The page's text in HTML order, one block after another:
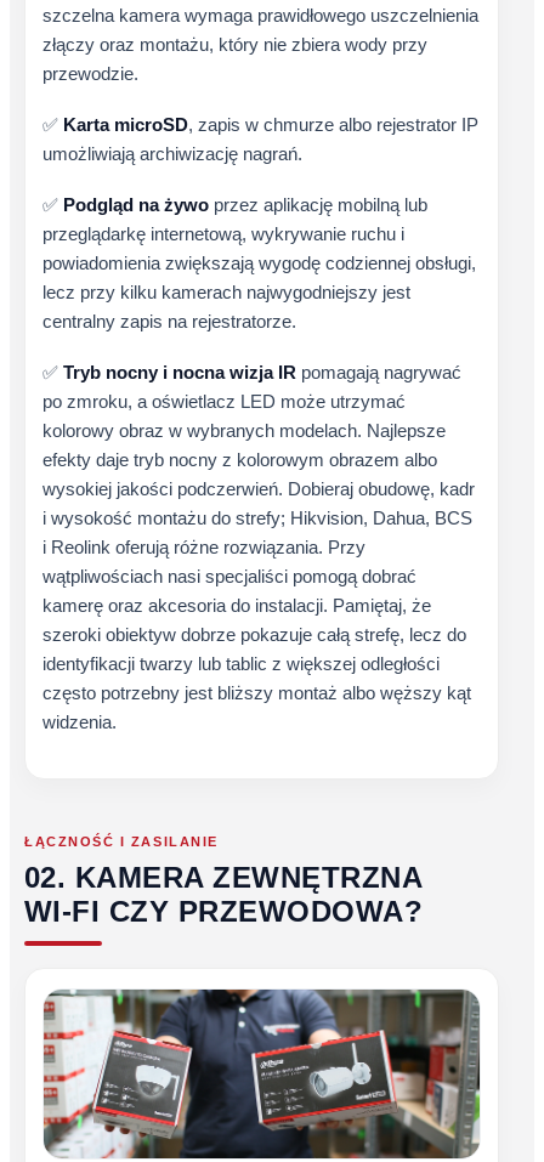
szczelna kamera wymaga prawidłowego uszczelnienia
złączy oraz montażu, który nie zbiera wody przy
przewodzie.
✅ Karta microSD, zapis w chmurze albo rejestrator IP
umożliwiają archiwizację nagrań.
✅ Podgląd na żywo przez aplikację mobilną lub
przeglądarkę internetową, wykrywanie ruchu i
powiadomienia zwiększają wygodę codziennej obsługi,
lecz przy kilku kamerach najwygodniejszy jest
centralny zapis na rejestratorze.
✅ Tryb nocny i nocna wizja IR pomagają nagrywać
po zmroku, a oświetlacz LED może utrzymać
kolorowy obraz w wybranych modelach. Najlepsze
efekty daje tryb nocny z kolorowym obrazem albo
wysokiej jakości podczerwień. Dobieraj obudowę, kadr
i wysokość montażu do strefy; Hikvision, Dahua, BCS
i Reolink oferują różne rozwiązania. Przy
wątpliwościach nasi specjaliści pomogą dobrać
kamerę oraz akcesoria do instalacji. Pamiętaj, że
szeroki obiektyw dobrze pokazuje całą strefę, lecz do
identyfikacji twarzy lub tablic z większej odległości
często potrzebny jest bliższy montaż albo węższy kąt
widzenia.
ŁĄCZNOŚĆ I ZASILANIE
02. KAMERA ZEWNĘTRZNA
WI‑FI CZY PRZEWODOWA?